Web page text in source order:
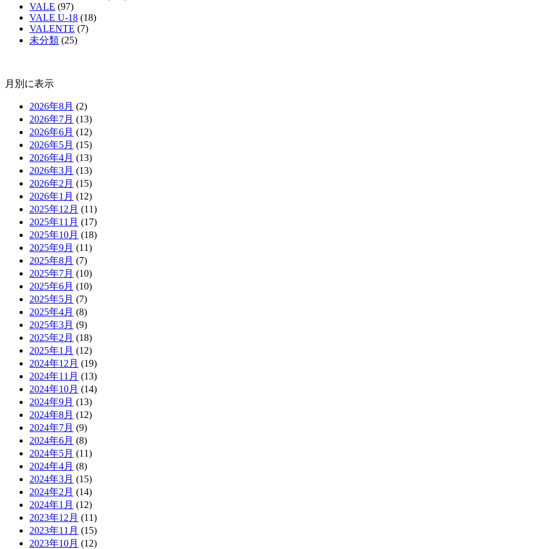
VALE (97)
VALE U-18 (18)
VALENTE (7)
未分類 (25)
月別に表示
2026年8月 (2)
2026年7月 (13)
2026年6月 (12)
2026年5月 (15)
2026年4月 (13)
2026年3月 (13)
2026年2月 (15)
2026年1月 (12)
2025年12月 (11)
2025年11月 (17)
2025年10月 (18)
2025年9月 (11)
2025年8月 (7)
2025年7月 (10)
2025年6月 (10)
2025年5月 (7)
2025年4月 (8)
2025年3月 (9)
2025年2月 (18)
2025年1月 (12)
2024年12月 (19)
2024年11月 (13)
2024年10月 (14)
2024年9月 (13)
2024年8月 (12)
2024年7月 (9)
2024年6月 (8)
2024年5月 (11)
2024年4月 (8)
2024年3月 (15)
2024年2月 (14)
2024年1月 (12)
2023年12月 (11)
2023年11月 (15)
2023年10月 (12)